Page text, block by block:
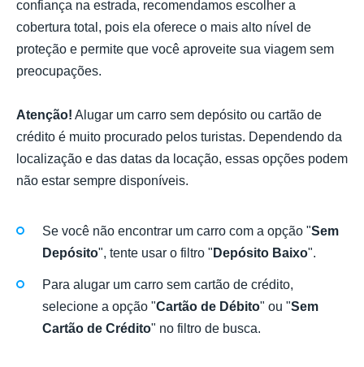
confiança na estrada, recomendamos escolher a
cobertura total, pois ela oferece o mais alto nível de
proteção e permite que você aproveite sua viagem sem
preocupações.
Atenção! Alugar um carro sem depósito ou cartão de
crédito é muito procurado pelos turistas. Dependendo da
localização e das datas da locação, essas opções podem
não estar sempre disponíveis.
Se você não encontrar um carro com a opção "Sem
Depósito", tente usar o filtro " Depósito Baixo".
Para alugar um carro sem cartão de crédito,
selecione a opção "Cartão de Débito" ou "Sem
Cartão de Crédito" no filtro de busca.